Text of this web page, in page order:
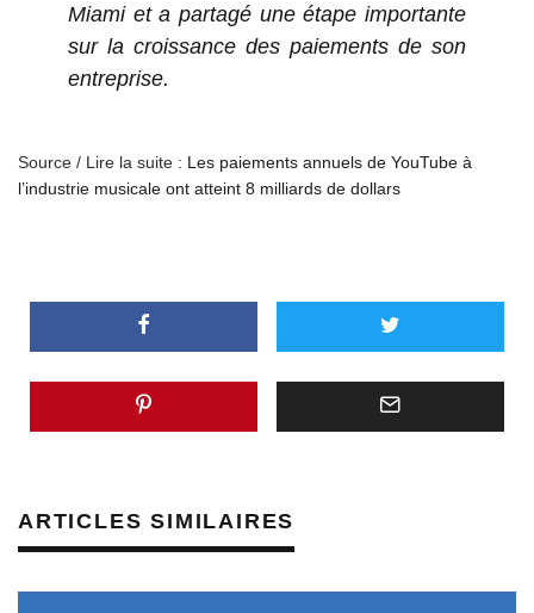
Miami et a partagé une étape importante
sur la croissance des paiements de son
entreprise.
Source / Lire la suite : Les paiements annuels de YouTube à
l’industrie musicale ont atteint 8 milliards de dollars
ARTICLES SIMILAIRES